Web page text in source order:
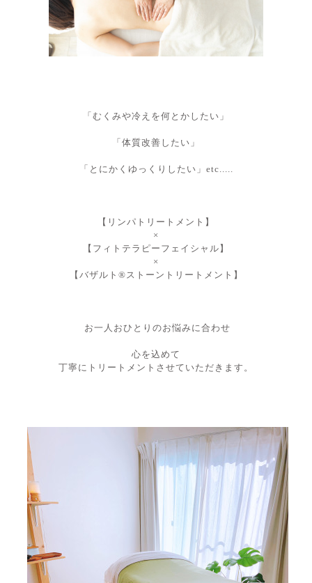
「むくみや冷えを何とかしたい」
「体質改善したい」
「とにかくゆっくりしたい 」etc.....
【リンパトリートメント】
×
【フィトテラピーフェイシャル】
×
【バザルト®︎ストーントリートメント】
お一人おひとりのお悩みに合わせ
心を込めて
丁寧にトリートメントさせていただきます。